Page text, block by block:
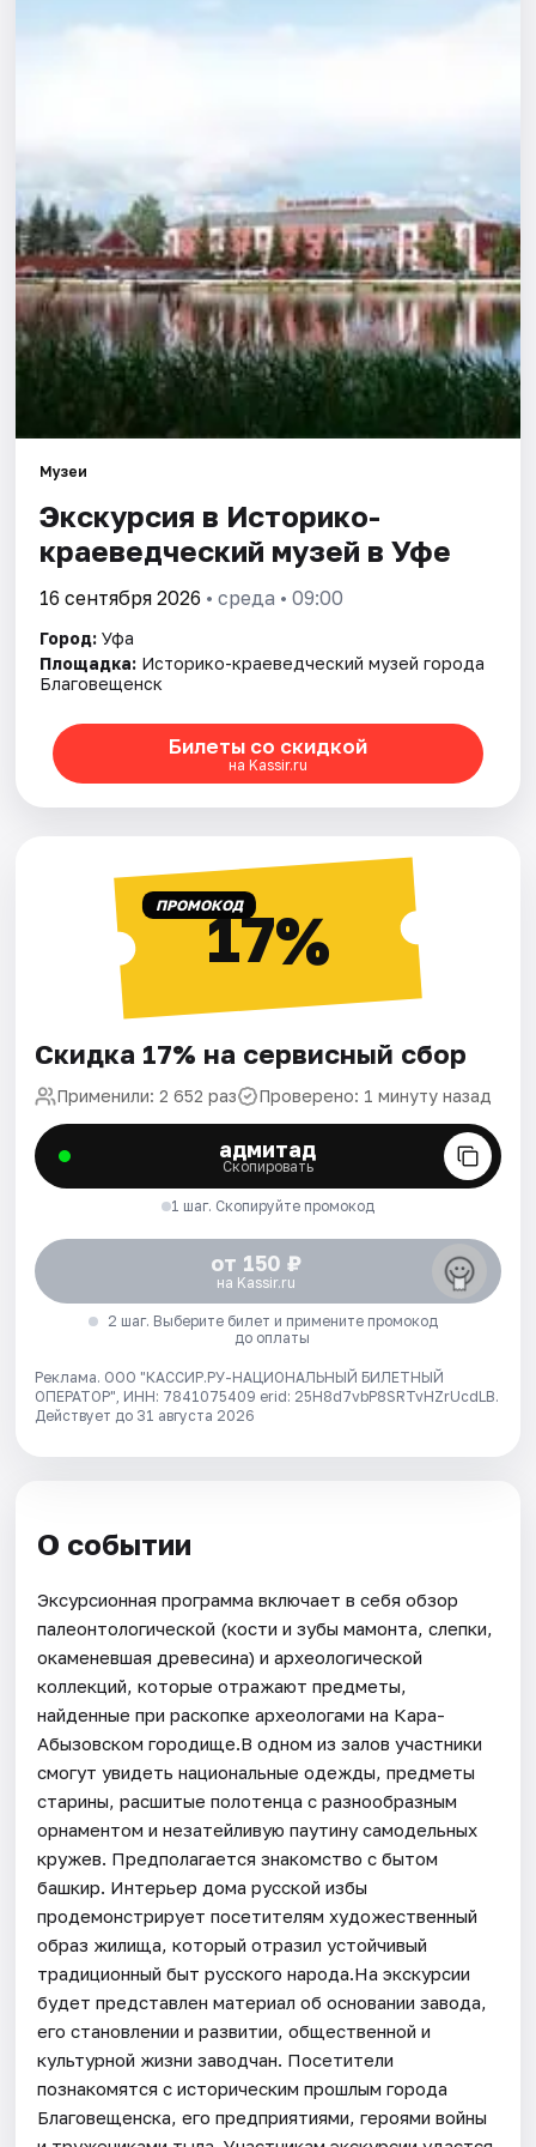
Музеи
Экскурсия в Историко-
краеведческий музей в Уфе
16 сентября 2026 • среда • 09:00
Город: Уфа
Площадка: Историко-краеведческий музей города
Благовещенск
Билеты со скидкой
на Kassir.ru
ПРОМОКОД17%
Скидка 17% на сервисный сбор
Применили: 2 652 раз Проверено: 1 минуту назад
адмитад
Скопировать
1 шаг. Скопируйте промокод
от 150 ₽
на Kassir.ru
2 шаг. Выберите билет и примените промокод
до оплаты
Реклама. ООО "КАССИР.РУ-НАЦИОНАЛЬНЫЙ БИЛЕТНЫЙ
ОПЕРАТОР", ИНН: 7841075409 erid: 25H8d7vbP8SRTvHZrUcdLB.
Действует до 31 августа 2026
О событии
Эксурсионная программа включает в себя обзор
палеонтологической (кости и зубы мамонта, слепки,
окаменевшая древесина) и археологической
коллекций, которые отражают предметы,
найденные при раскопке археологами на Кара-
Абызовском городище.В одном из залов участники
смогут увидеть национальные одежды, предметы
старины, расшитые полотенца с разнообразным
орнаментом и незатейливую паутину самодельных
кружев. Предполагается знакомство с бытом
башкир. Интерьер дома русской избы
продемонстрирует посетителям художественный
образ жилища, который отразил устойчивый
традиционный быт русского народа.На экскурсии
будет представлен материал об основании завода,
его становлении и развитии, общественной и
культурной жизни заводчан. Посетители
познакомятся с историческим прошлым города
Благовещенска, его предприятиями, героями войны